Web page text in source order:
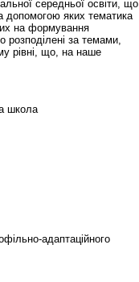
середньої освіти, що
допомогою яких тематика
на формування
розподілені за темами,
рівні, що, на наше
школа
адаптаційного